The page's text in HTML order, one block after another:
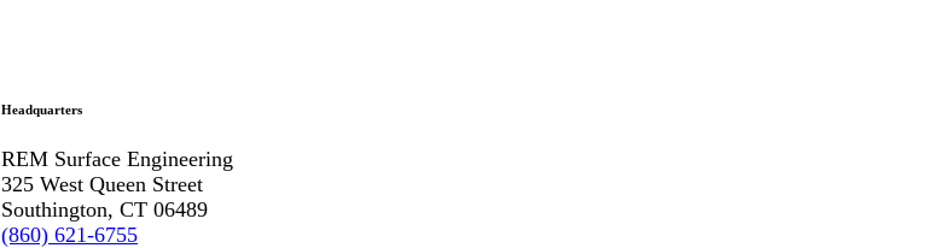
Headquarters
REM Surface Engineering
325 West Queen Street
Southington, CT 06489
(860) 621-6755